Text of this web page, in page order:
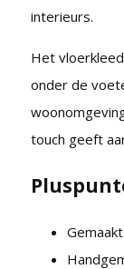
interieurs.
Het
onder de
touch geeft